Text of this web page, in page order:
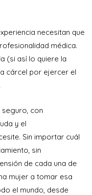
necesitan que
médica.
(si así lo quiere la
cárcel por ejercer el
con
y el
Sin importar cuál
sin
de cada una de
mujer a tomar esa
el mundo, desde